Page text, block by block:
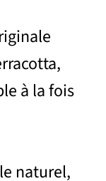
à la fois
naturel,